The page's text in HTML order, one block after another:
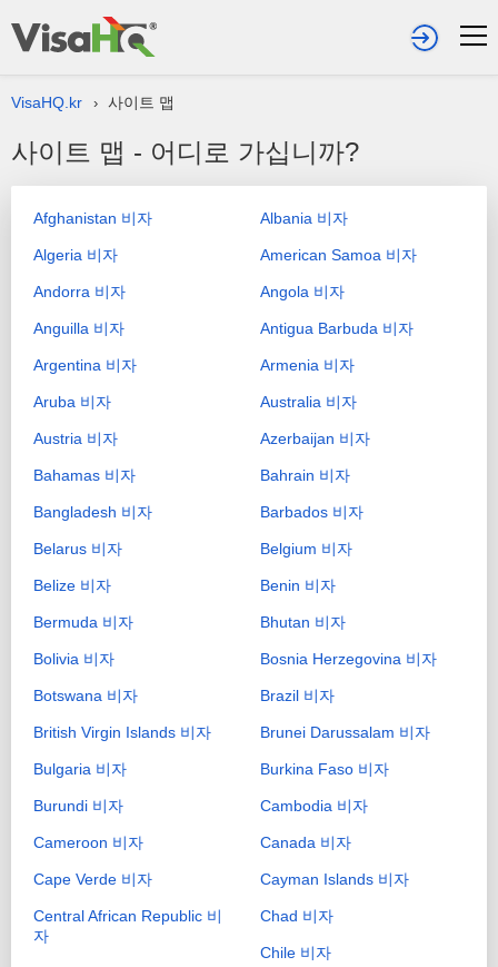
VisaHQ.kr › 사이트 맵
사이트 맵 - 어디로 가십니까?
Afghanistan 비자 Albania 비자
Algeria 비자 American Samoa 비자
Andorra 비자 Angola 비자
Anguilla 비자 Antigua Barbuda 비자
Argentina 비자 Armenia 비자
Aruba 비자 Australia 비자
Austria 비자 Azerbaijan 비자
Bahamas 비자 Bahrain 비자
Bangladesh 비자 Barbados 비자
Belarus 비자 Belgium 비자
Belize 비자 Benin 비자
Bermuda 비자 Bhutan 비자
Bolivia 비자 Bosnia Herzegovina 비자
Botswana 비자 Brazil 비자
British Virgin Islands 비자 Brunei Darussalam 비자
Bulgaria 비자 Burkina Faso 비자
Burundi 비자 Cambodia 비자
Cameroon 비자 Canada 비자
Cape Verde 비자 Cayman Islands 비자
Central African Republic 비
자
Chad 비자
Chile 비자